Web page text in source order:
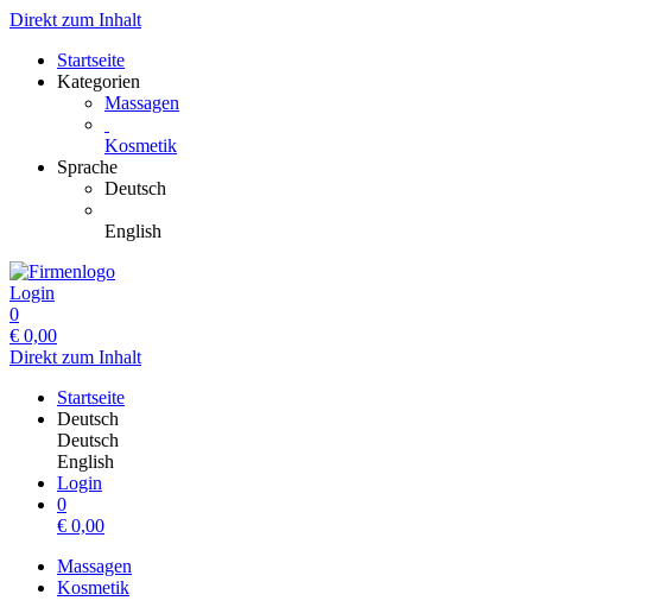
Direkt zum Inhalt
Startseite
Kategorien
Massagen
Kosmetik
Sprache
Deutsch
English
Login
0
€ 0,00
Direkt zum Inhalt
Startseite
Deutsch
Deutsch
English
Login
0
€ 0,00
Massagen
Kosmetik